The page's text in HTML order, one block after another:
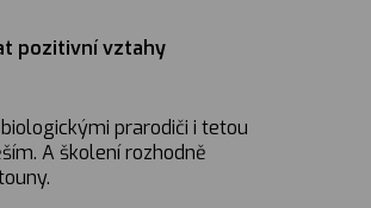
pozitivní vztahy
prarodiči i tetou
A školení rozhodně